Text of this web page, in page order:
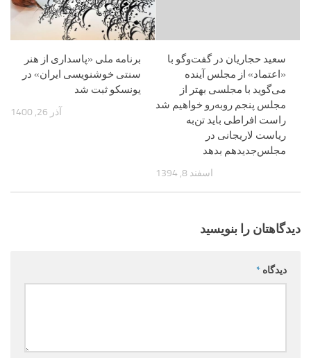
برنامه ملی «پاسداری از هنر
سنتی خوشنویسی ایران» در
یونسکو ثبت شد
آذر 26, 1400
سعید حجاریان در گفت‌وگو با
«اعتماد» از مجلس آینده
می‌گوید با مجلسی بهتر از
مجلس پنجم روبه‌رو خواهیم شد
راست افراطی باید تن‌به
ریاست لاریجانی در
مجلس‌جدید‌هم بدهد
اسفند 8, 1394
دیدگاهتان را بنویسید
دیدگاه *